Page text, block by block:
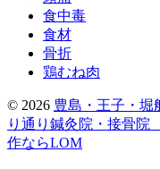
食中毒
食材
骨折
鶏むね肉
© 2026 豊島・王子・堀
り通り鍼灸院
作ならLOM